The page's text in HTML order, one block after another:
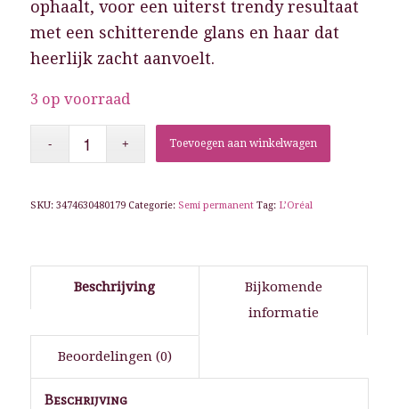
ophaalt, voor een uiterst trendy resultaat
met een schitterende glans en haar dat
heerlijk zacht aanvoelt.
3 op voorraad
Toevoegen aan winkelwagen
SKU: 3474630480179 Categorie: Semi permanent Tag: L’Oréal
Beschrijving
Bijkomende
informatie
Beoordelingen (0)
Beschrijving